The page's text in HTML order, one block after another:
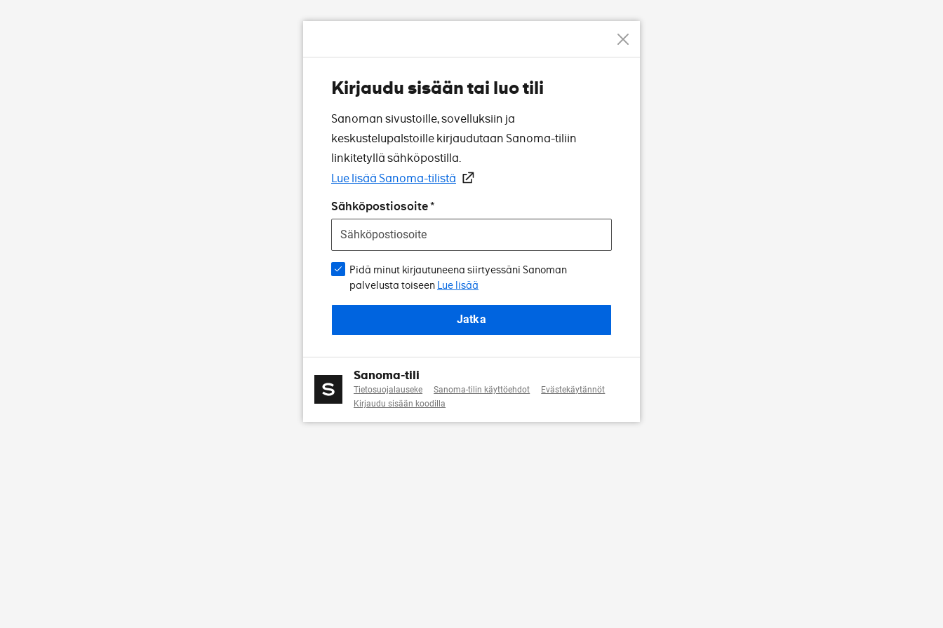
Kirjaudu sisään tai luo tili
Sanoman sivustoille, sovelluksiin ja
keskustelupalstoille kirjaudutaan Sanoma-tiliin
linkitetyllä sähköpostilla.
Lue lisää Sanoma-tilistä
Sähköpostiosoite
Pidä minut kirjautuneena siirtyessäni Sanoman
palvelusta toiseen Lue lisää
Jatka
Sanoma-tili
Tietosuojalauseke Sanoma-tilin käyttöehdot
Evästekäytännöt
Kirjaudu sisään koodilla